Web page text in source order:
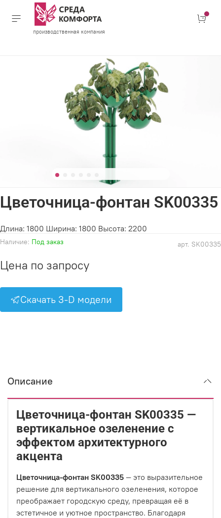
производственная компания
арт. SK00335
Наличие: Под заказ
Цветочница-фонтан SK00335
Цена по запросу
Скачать 3-D модели
Длина: 1800 Ширина: 1800 Высота: 2200
Описание
Цветочница-фонтан SK00335 —
вертикальное озеленение с
эффектом архитектурного
акцента
Цветочница-фонтан SK00335 — это выразительное
решение для вертикального озеленения, которое
преображает городскую среду, превращая её в
эстетичное и уютное пространство. Благодаря